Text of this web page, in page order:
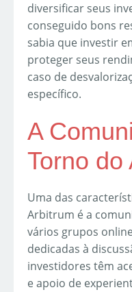
diversificar seus
conseguido bons
sabia que investir
proteger seus
caso de
específico.
A
Torno do
Uma das
Arbitrum é a
vários grupos
dedicadas à
investidores têm
e apoio de